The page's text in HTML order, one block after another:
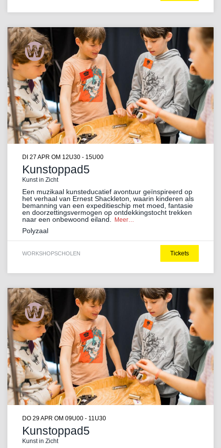
Kunstoppad5
Kunst in Zicht
DI 27 APR OM 12U30 - 15U00
Een muzikaal kunsteducatief avontuur geïnspireerd op
het verhaal van Ernest Shackleton, waarin kinderen als
bemanning van een expeditieschip met moed, fantasie
en doorzettingsvermogen op ontdekkingstocht trekken
naar een onbewoond eiland.
Meer…
Polyzaal
WORKSHOPSCHOLEN Tickets
Kunstoppad5
Kunst in Zicht
DO 29 APR OM 09U00 - 11U30